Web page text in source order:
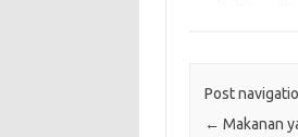
Post
← Makanan